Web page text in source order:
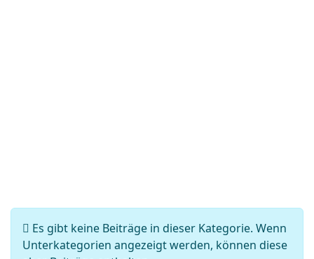
Information
Es gibt keine Beiträge in dieser Kategorie. Wenn
Unterkategorien angezeigt werden, können diese